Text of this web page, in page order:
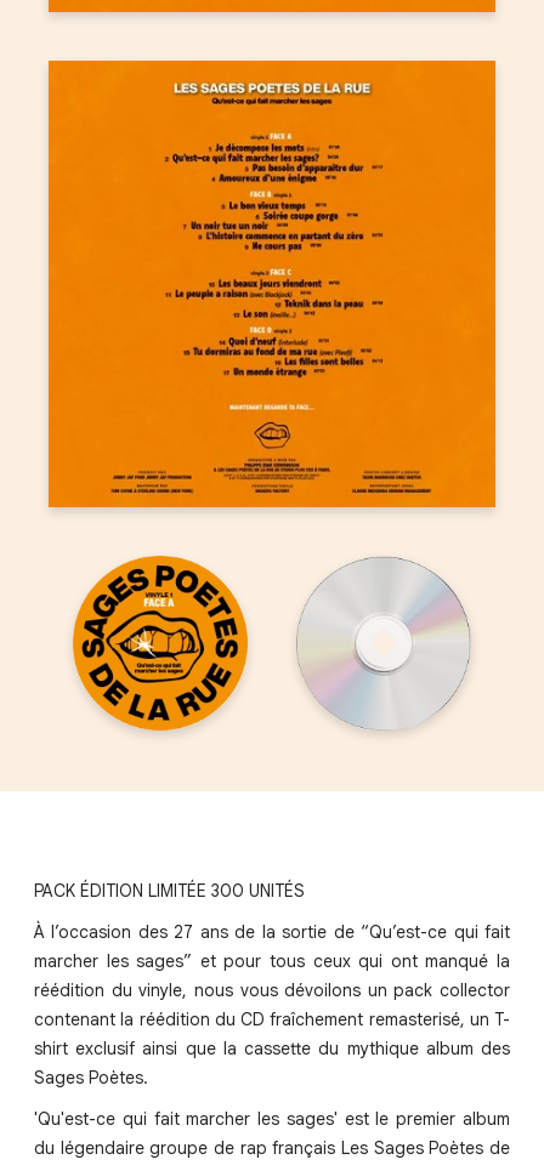
PACK ÉDITION LIMITÉE 300 UNITÉS
À l’occasion des 27 ans de la sortie de “Qu’est-ce qui fait
marcher les sages” et pour tous ceux qui ont manqué la
réédition du vinyle, nous vous dévoilons un pack collector
contenant la réédition du CD fraîchement remasterisé, un T-
shirt exclusif ainsi que la cassette du mythique album des
Sages Poètes.
'Qu'est-ce qui fait marcher les sages' est le premier album
du légendaire groupe de rap français Les Sages Poètes de